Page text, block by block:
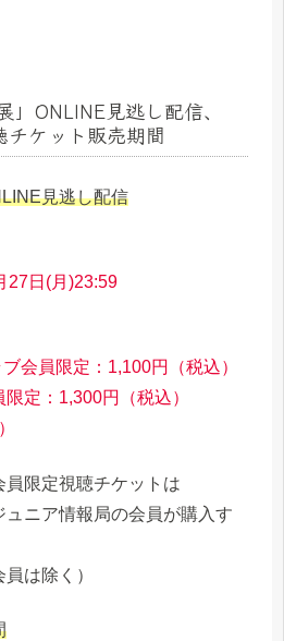
」ONLINE見逃し配信、
チケット販売期間
見逃し配信
27日(月)23:59
会員限定：1,100円（税込）
定：1,300円（税込）
限定視聴チケットは
ニア情報局の会員が購入す
は除く）